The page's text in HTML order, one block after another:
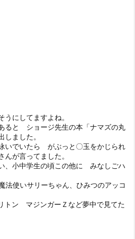
うにしてますよね。
ると ショージ先生の本「ナマズの丸
しました。
いでいたら がぶっと〇玉をかじられ
んが言ってました。
、小中学生の頃この他に みなしごハ
使いサリーちゃん、ひみつのアッコ
ン マジンガーＺなど夢中で見てた